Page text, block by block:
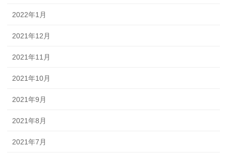
2022年1月
2021年12月
2021年11月
2021年10月
2021年9月
2021年8月
2021年7月